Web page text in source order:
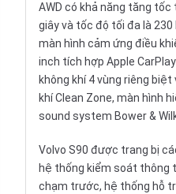
AWD có khả năng tăng
giây và tốc độ tối đa là
màn hình cảm ứng điều
inch tích hợp Apple
không khí 4 vùng riêng
khí Clean Zone, màn hình
sound system Bower &
Volvo S90 được trang bị
hệ thống kiểm soát thông
chạm trước, hệ thống hỗ